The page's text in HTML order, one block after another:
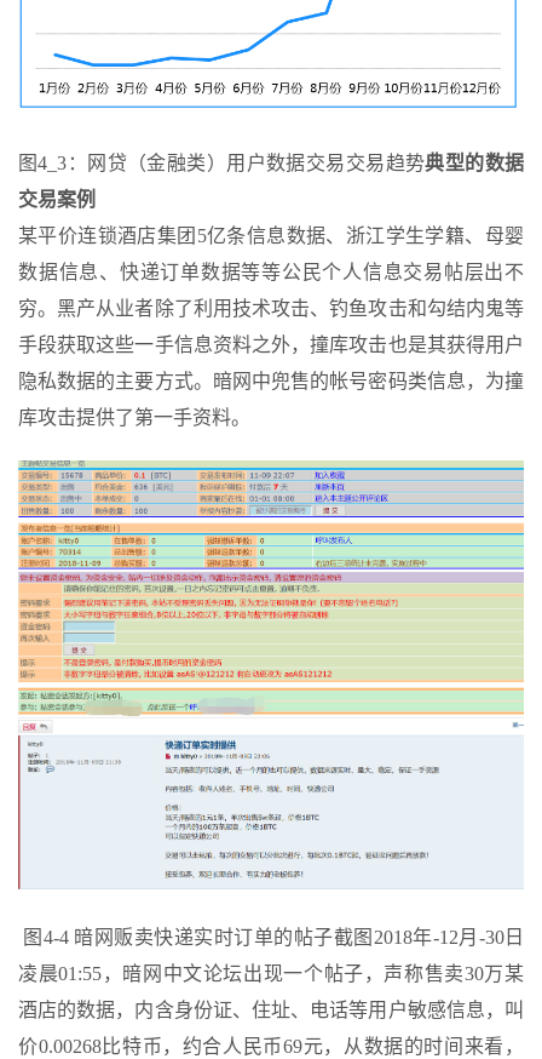
图4_3：网贷（金融类）用户数据交易交易趋势典型的数据
交易案例
某平价连锁酒店集团5亿条信息数据、浙江学生学籍、母婴
数据信息、快递订单数据等等公民个人信息交易帖层出不
穷。黑产从业者除了利用技术攻击、钓鱼攻击和勾结内鬼等
手段获取这些一手信息资料之外，撞库攻击也是其获得用户
隐私数据的主要方式。暗网中兜售的帐号密码类信息，为撞
库攻击提供了第一手资料。
图4-4 暗网贩卖快递实时订单的帖子截图2018年-12月-30日
凌晨01:55，暗网中文论坛出现一个帖子，声称售卖30万某
酒店的数据，内含身份证、住址、电话等用户敏感信息，叫
价0.00268比特币，约合人民币69元，从数据的时间来看，